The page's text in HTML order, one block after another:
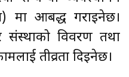
मा आबद्ध गराइनेछ।
संस्थाको विवरण तथा
तीव्रता दिइनेछ।